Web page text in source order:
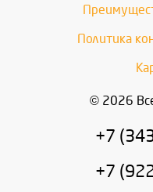
Политика
© 2026
+7
+7